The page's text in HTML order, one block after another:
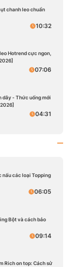
chanh leo chuẩn
10:32
Hotrend cực ngon,
07:06
dây - Thức uống mới
04:31
nấu các loại Topping
06:05
Bột và cách bảo
09:14
Rich on top: Cách sử